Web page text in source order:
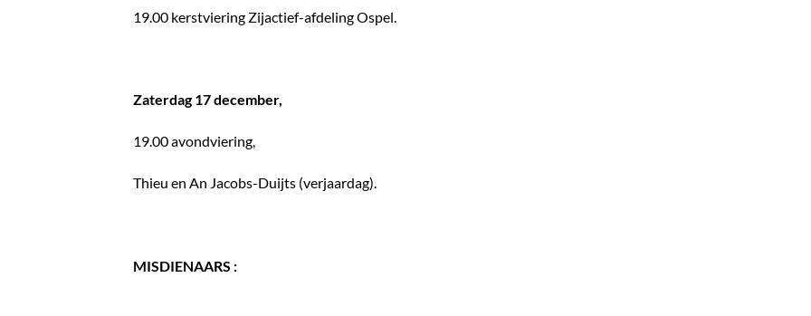
19.00 kerstviering Zijactief-afdeling Ospel.
Zaterdag 17 december,
19.00 avondviering,
Thieu en An Jacobs-Duijts (verjaardag).
MISDIENAARS :